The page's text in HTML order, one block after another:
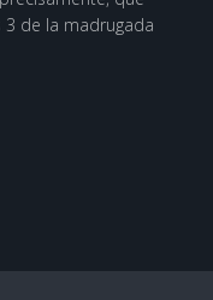
de la madrugada